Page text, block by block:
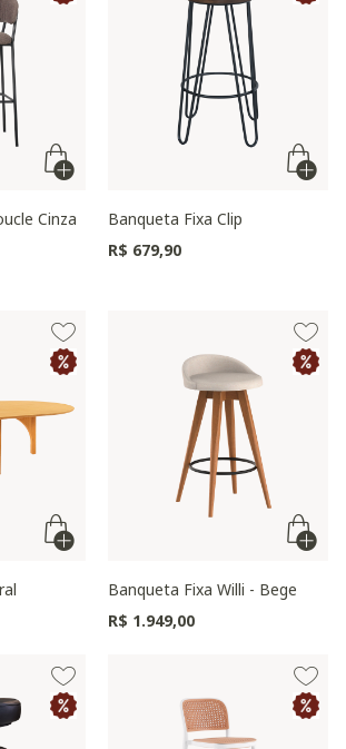
Cinza
Banqueta Fixa Clip
R$ 679,90
Banqueta Fixa Willi - Bege
R$ 1.949,00